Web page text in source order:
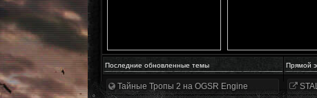
Последние обновленные темы Прямой
Тайные Тропы 2 на OGSR Engine